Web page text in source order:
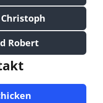
Robert